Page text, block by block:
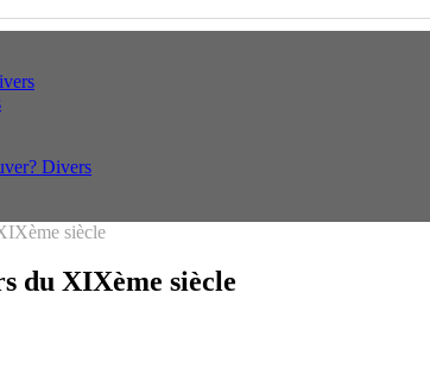
Divers
siècle
du XIXème siècle